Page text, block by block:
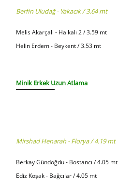
Berfin Uludağ - Yakacık / 3.64 mt
Melis Akarçalı - Halkalı 2 / 3.59 mt
Helin Erdem - Beykent / 3.53 mt
Minik Erkek Uzun Atlama
Mirshad Henarah - Florya / 4.19 mt
Berkay Gündoğdu - Bostancı / 4.05 mt
Ediz Koşak - Bağcılar / 4.05 mt